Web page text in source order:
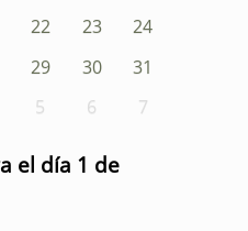
22 23
24
29 30
31
5 6 7
el día 1 de